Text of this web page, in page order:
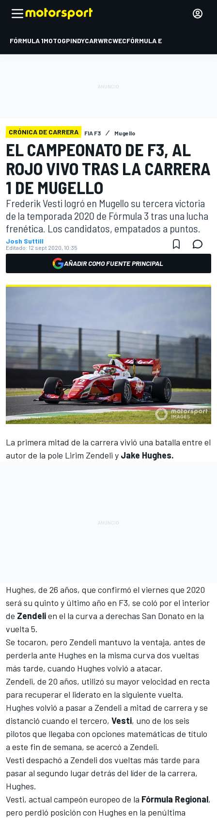
FÓRMULA 1MOTOGPINDYCARWRCWECFÓRMULA E
CRÓNICA DE CARRERA FIA F3 Mugello
EL CAMPEONATO DE F3, AL
ROJO VIVO TRAS LA CARRERA
1 DE MUGELLO
Frederik Vesti logró en Mugello su tercera victoria
de la temporada 2020 de Fórmula 3 tras una lucha
frenética. Los candidatos, empatados a puntos.
Josh Suttill
Editado: 12 sept 2020, 10:35
AÑADIR COMO FUENTE PRINCIPAL
La primera mitad de la carrera vivió una batalla entre el
autor de la pole Lirim Zendeli y Jake Hughes.
Hughes, de 26 años, que confirmó el viernes que 2020
será su quinto y último año en F3, se coló por el interior
de Zendelien el la curva a derechas San Donato en la
vuelta 5.
Se tocaron, pero Zendeli mantuvo la ventaja, antes de
perderla ante Hughes en la misma curva dos vueltas
más tarde, cuando Hughes volvió a atacar.
Zendeli, de 20 años, utilizó su mayor velocidad en recta
para recuperar el liderato en la siguiente vuelta.
Hughes volvió a pasar a Zendeli a mitad de carrera y se
distanció cuando el tercero, Vesti, uno de los seis
pilotos que llegaba con opciones matemáticas de título
a este fin de semana, se acercó a Zendeli.
Vesti despachó a Zendeli dos vueltas más tarde para
pasar al segundo lugar detrás del líder de la carrera,
Hughes.
Vesti, actual campeón europeo de la Fórmula Regional,
pero perdió posición con Hughes en la penúltima